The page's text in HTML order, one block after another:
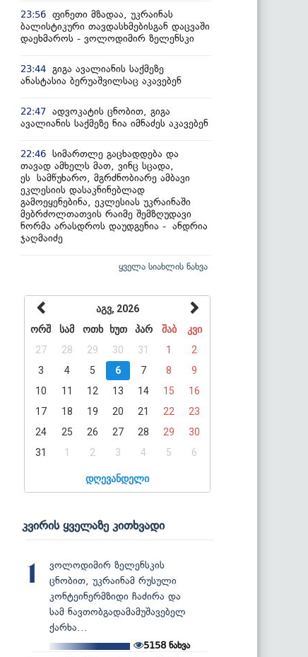
23:56 ფინეთი მზადაა, უკრაინას
ბალისტიკური თავდასხმებისგან დაცვაში
დაეხმაროს - ვოლოდიმირ ზელენსკი
23:44 გიგა ავალიანის საქმეზე
ანასტასია ბერუაშვილსაც აკავებენ
22:47 ადვოკატის ცნობით, გიგა
ავალიანის საქმეზე ნია იმნაძეს აკავებენ
22:46 სიმართლე გაცხადდება და
თავად ამხელს მათ, ვინც სცადა,
ეს სამწუხარო, მგრძნობიარე ამბავი
ეკლესიის დასაკნინებლად
გამოეყენებინა, ეკლესიას უკრაინაში
მებრძოლთათვის რაიმე შემზღუდავი
ნორმა არასდროს დაუდგენია - ანდრია
ჯაღმაიძე
ყველა სიახლის ნახვა
აგვ, 2026
ორშ
სამ ოთხ ხუთ პარ შაბ
კვი
27
28 29 30 31 1
2
3
4 5 6 7 8
9
10
11 12 13 14 15
16
17
18 19 20 21 22
23
24
25 26 27 28 29
30
31
1 2 3 4 5 6
დღევანდელი
კვირის ყველაზე კითხვადი
1
ვოლოდიმირ ზელენსკის
ცნობით, უკრაინამ რუსული
კონტეინერმზიდი ჩაძირა და
სამ ნავთობგადამამუშავებელ
ქარხა...
5158 ნახვა